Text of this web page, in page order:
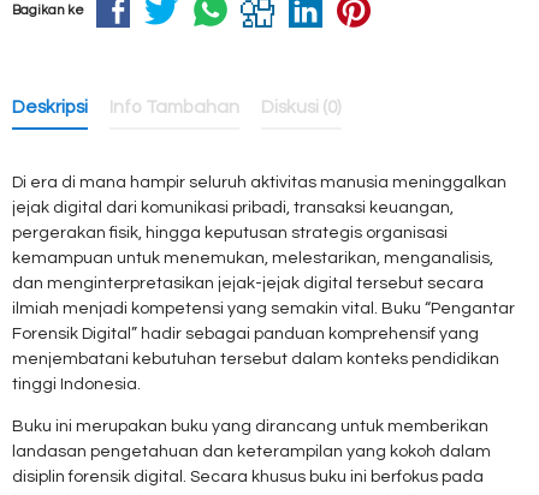
Bagikan ke
Deskripsi Info Tambahan Diskusi (0)
Di era di mana hampir seluruh aktivitas manusia meninggalkan
jejak digital dari komunikasi pribadi, transaksi keuangan,
pergerakan fisik, hingga keputusan strategis organisasi
kemampuan untuk menemukan, melestarikan, menganalisis,
dan menginterpretasikan jejak-jejak digital tersebut secara
ilmiah menjadi kompetensi yang semakin vital. Buku “Pengantar
Forensik Digital” hadir sebagai panduan komprehensif yang
menjembatani kebutuhan tersebut dalam konteks pendidikan
tinggi Indonesia.
Buku ini merupakan buku yang dirancang untuk memberikan
landasan pengetahuan dan keterampilan yang kokoh dalam
disiplin forensik digital. Secara khusus buku ini berfokus pada